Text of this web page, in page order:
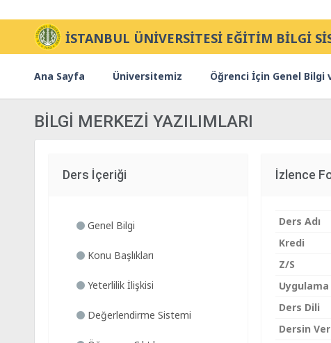
İSTANBUL ÜNİVERSİTESİ EĞİTİM BİLGİ
Ana Sayfa Üniversitemiz Öğrenci İçin Genel Bilgi
BİLGİ MERKEZİ YAZILIMLARI
Ders İçeriği
Genel Bilgi
Konu Başlıkları
Yeterlilik İlişkisi
Değerlendirme Sistemi
İzlence
Ders Adı
Kredi
Z/S
Ders Dili
Dersin